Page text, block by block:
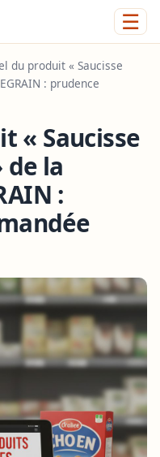
☰
du produit « Saucisse
: prudence
« Saucisse
de la
: